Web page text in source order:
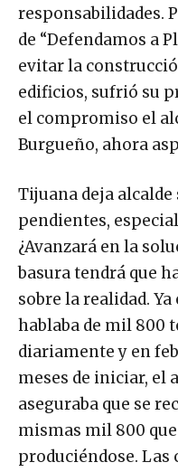
responsabilidades.
de “Defendamos a
evitar la
edificios, sufrió su
el compromiso el
Burgueño, ahora
Tijuana deja
pendientes,
¿Avanzará en la
basura tendrá que
sobre la realidad.
hablaba de mil 800
diariamente y en
meses de iniciar, el
aseguraba que se
mismas mil 800
produciéndose.